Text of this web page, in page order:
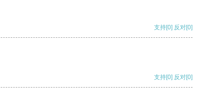
支持[0] 反对[0]
支持[0] 反对[0]